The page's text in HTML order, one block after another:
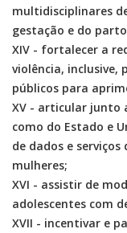
multidisciplinares
gestação e do
XIV - fortalecer a
violência, inclusive,
públicos para
XV - articular junto
como do Estado e
de dados e
mulheres;
XVI - assistir de
adolescentes com
XVII - incentivar e